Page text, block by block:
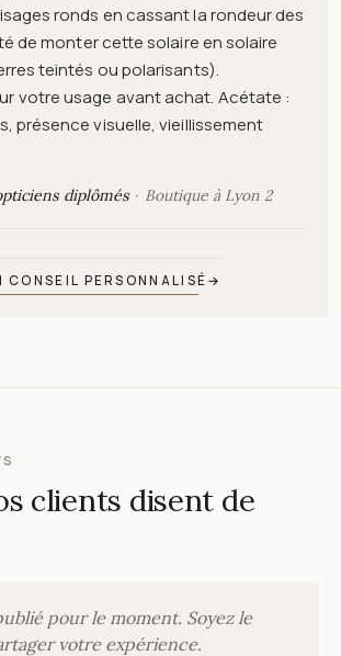
ronds en cassant la rondeur des
de monter cette solaire en solaire
teintés ou polarisants).
votre usage avant achat. Acétate :
présence visuelle, vieillissement
diplômés Boutique à Lyon 2
CONSEIL PERSONNALISÉ →
clients disent de
pour le moment. Soyez le
votre expérience.